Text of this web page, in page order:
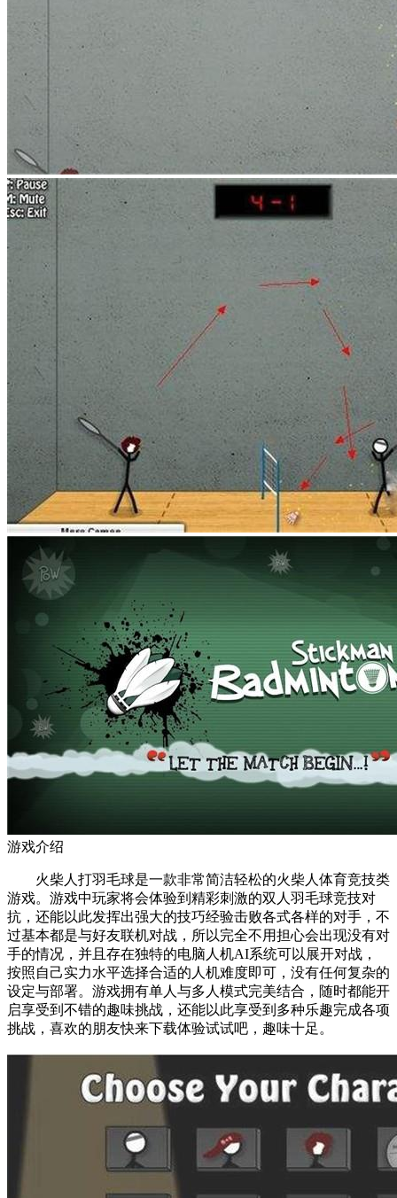
游戏介绍
火柴人打羽毛球是一款非常简洁轻松的火柴人体育竞技类
游戏。游戏中玩家将会体验到精彩刺激的双人羽毛球竞技对
抗，还能以此发挥出强大的技巧经验击败各式各样的对手，不
过基本都是与好友联机对战，所以完全不用担心会出现没有对
手的情况，并且存在独特的电脑人机AI系统可以展开对战，
按照自己实力水平选择合适的人机难度即可，没有任何复杂的
设定与部署。游戏拥有单人与多人模式完美结合，随时都能开
启享受到不错的趣味挑战，还能以此享受到多种乐趣完成各项
挑战，喜欢的朋友快来下载体验试试吧，趣味十足。